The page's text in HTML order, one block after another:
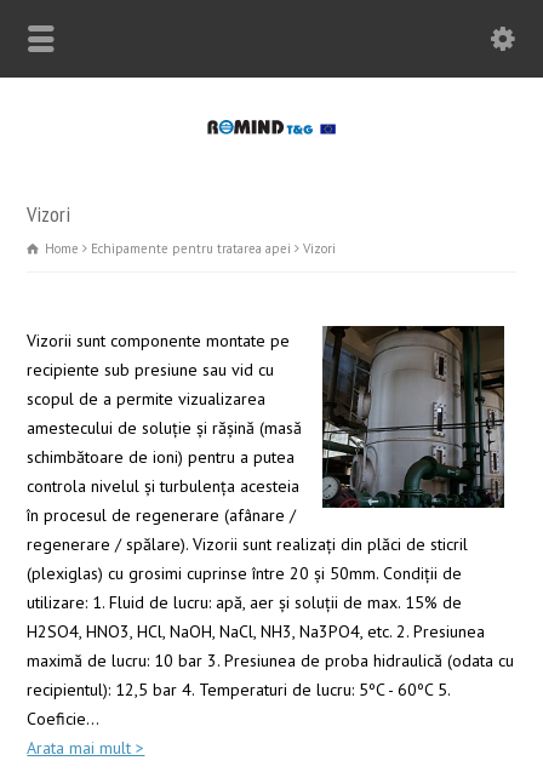
Vizori
Home Echipamente pentru tratarea apei Vizori
Vizorii sunt componente montate pe
recipiente sub presiune sau vid cu
scopul de a permite vizualizarea
amestecului de soluţie şi răşină (masă
schimbătoare de ioni) pentru a putea
controla nivelul şi turbulenţa acesteia
în procesul de regenerare (afânare /
regenerare / spălare). Vizorii sunt realizaţi din plăci de sticril
(plexiglas) cu grosimi cuprinse între 20 şi 50mm. Condiţii de
utilizare: 1. Fluid de lucru: apă, aer şi soluţii de max. 15% de
H2SO4, HNO3, HCl, NaOH, NaCl, NH3, Na3PO4, etc. 2. Presiunea
maximă de lucru: 10 bar 3. Presiunea de proba hidraulică (odata cu
recipientul): 12,5 bar 4. Temperaturi de lucru: 5ºC - 60ºC 5.
Coeficie...
Arata mai mult >